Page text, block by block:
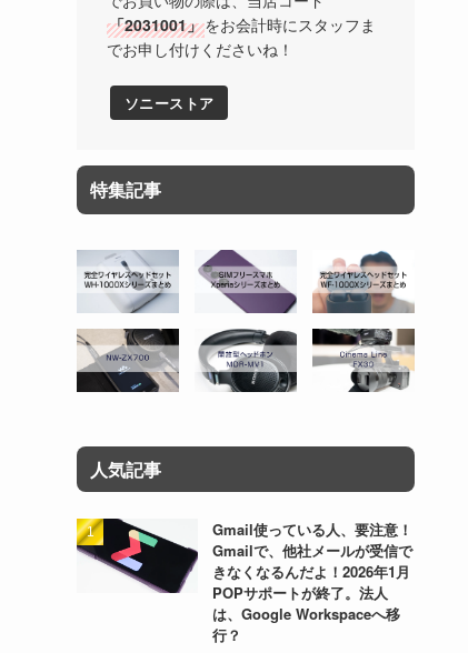
「2031001」をお会計時にスタッフま
でお申し付けくださいね！
ソニーストア
特集記事
人気記事
Gmail使っている人、要注意！
Gmailで、他社メールが受信で
きなくなるんだよ！2026年1月
POPサポートが終了。法人
は、Google Workspaceへ移
行？